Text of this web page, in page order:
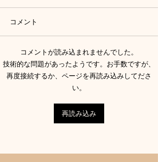
FMみはら様にゲストで出
演しました！
コメント
コメントが読み込まれませんでした。
技術的な問題があったようです。お手数ですが、
再度接続するか、ページを再読み込みしてださ
い。
再読み込み